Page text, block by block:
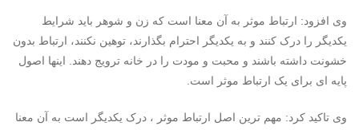
وی افزود: ارتباط موثر به آن معنا است که زن و شوهر باید شرایط
یکدیگر را درک کنند و به یکدیگر احترام بگذارند، توهین نکنند، ارتباط بدون
خشونت داشته باشند و محبت و مودت را در خانه ترویج دهند. اینها اصول
پایه ای برای یک ارتباط موثر است.
وی تاکید کرد: مهم ترین اصل ارتباط موثر ، درک یکدیگر است به آن معنا